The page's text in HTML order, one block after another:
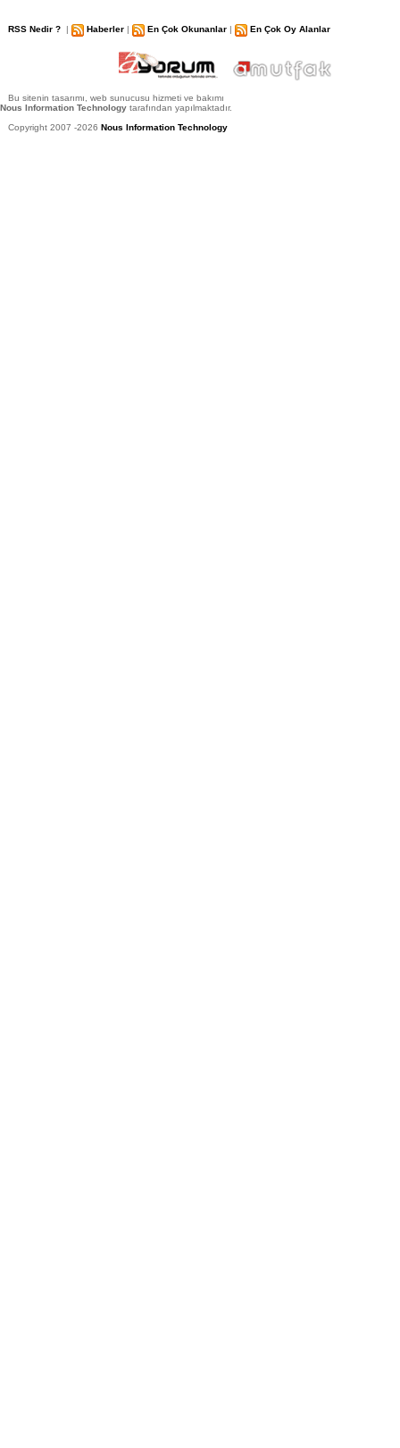
RSS Nedir ? | Haberler | En Çok Okunanlar | En Çok Oy Alanlar
Bu sitenin tasarımı, web sunucusu hizmeti ve bakımı
Nous Information Technology tarafından yapılmaktadır.
Copyright 2007 -2026 Nous Information Technology